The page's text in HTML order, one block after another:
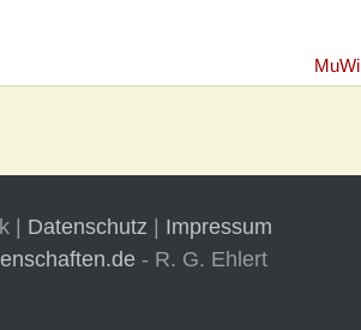
MuWi
| Datenschutz
Impressum
- R. G. Ehlert